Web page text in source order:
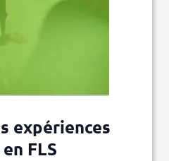
expériences
FLS